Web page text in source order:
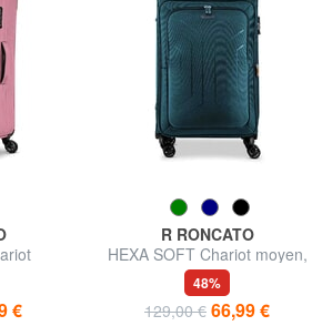
€
R RONCATO
HEXA SOFT Chariot moyen,
extensible
48%
129,00 € 66,99 €